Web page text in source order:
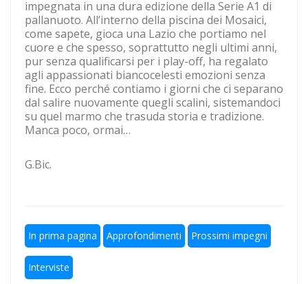
Ecco le avversarie della Lazio
Lazio ad Ascoli 19 anni dopo l'ultima volta
Calcio a 5: Barca e Conticelli, il canto libero della Lazio!
impegnata in una dura edizione della Serie A1 di
pallanuoto. All’interno della piscina dei Mosaici,
come sapete, gioca una Lazio che portiamo nel
cuore e che spesso, soprattutto negli ultimi anni,
pur senza qualificarsi per i play-off, ha regalato
agli appassionati biancocelesti emozioni senza
fine. Ecco perché contiamo i giorni che ci separano
dal salire nuovamente quegli scalini, sistemandoci
su quel marmo che trasuda storia e tradizione.
Manca poco, ormai…
G.Bic.
In prima pagina Approfondimenti Prossimi impegni
Interviste